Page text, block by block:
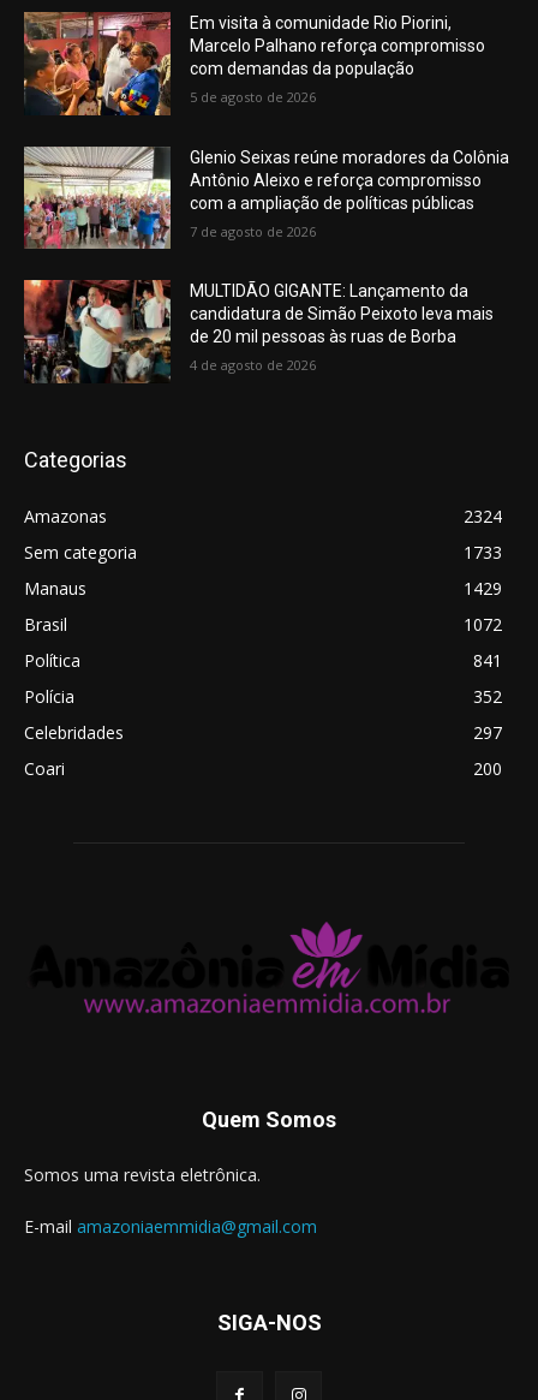
Em visita à comunidade Rio Piorini,
Marcelo Palhano reforça compromisso
com demandas da população
5 de agosto de 2026
Glenio Seixas reúne moradores da Colônia
Antônio Aleixo e reforça compromisso
com a ampliação de políticas públicas
7 de agosto de 2026
MULTIDÃO GIGANTE: Lançamento da
candidatura de Simão Peixoto leva mais
de 20 mil pessoas às ruas de Borba
4 de agosto de 2026
Categorias
Amazonas
2324
Sem categoria
1733
Manaus
1429
Brasil
1072
Política
841
Polícia
352
Celebridades
297
Coari
200
Quem Somos
Somos uma revista eletrônica.
E-mail amazoniaemmidia@gmail.com
SIGA-NOS